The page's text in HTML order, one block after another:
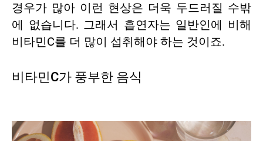
경우가 많아 이런 현상은 더욱 두드러질 수밖
에 없습니다. 그래서 흡연자는 일반인에 비해
비타민C를 더 많이 섭취해야 하는 것이죠.
비타민C가 풍부한 음식